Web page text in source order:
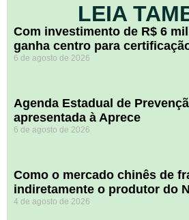
LEIA
Com investimento de R$ 6
ganha centro para
6 de agosto de 2026
Agenda Estadual de
apresentada à Aprece
6 de agosto de 2026
​Como o mercado chinês de
indiretamente o produtor do
4 de agosto de 2026